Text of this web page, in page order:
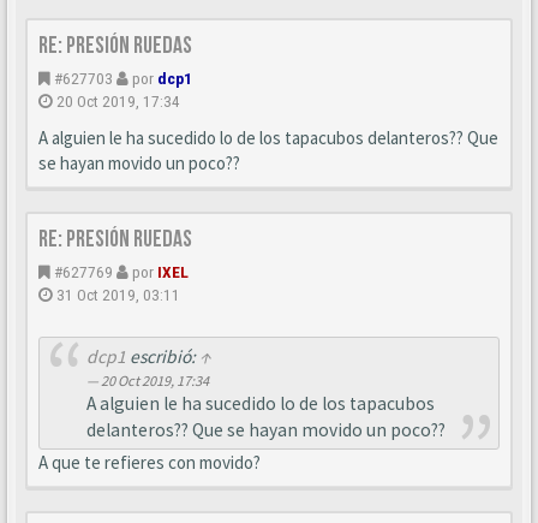
Re: Presión ruedas
#627703 por dcp1
20 Oct 2019, 17:34
A alguien le ha sucedido lo de los tapacubos delanteros?? Que
se hayan movido un poco??
Re: Presión ruedas
#627769 por IXEL
31 Oct 2019, 03:11
dcp1 escribió: ↑
20 Oct 2019, 17:34
A alguien le ha sucedido lo de los tapacubos
delanteros?? Que se hayan movido un poco??
A que te refieres con movido?